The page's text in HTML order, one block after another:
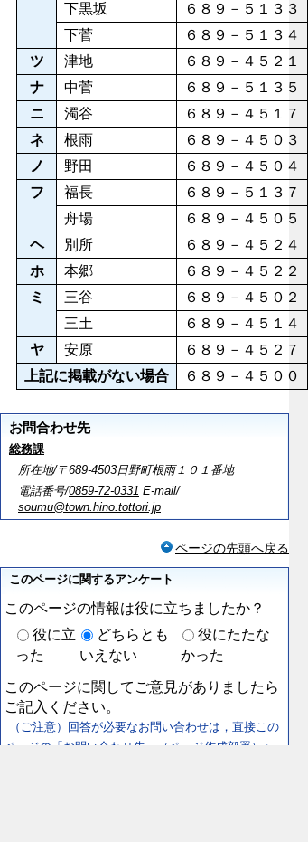
下黒坂
６８９－５１３３
下菅
６８９－５１３４
ツ
津地
６８９－４５２１
ナ
中菅
６８９－５１３５
ニ
濁谷
６８９－４５１７
ネ
根雨
６８９－４５０３
ノ
野田
６８９－４５０４
フ
福長
６８９－５１３７
舟場
６８９－４５０５
ヘ
別所
６８９－４５２４
ホ
本郷
６８９－４５２２
ミ
三谷
６８９－４５０２
三土
６８９－４５１４
ヤ
安原
６８９－４５２７
上記に掲載がない場合
６８９－４５００
お問合わせ先
総務課
所在地/〒689-4503日野町根雨１０１番地
電話番号/0859-72-0331 E-mail/
soumu@town.hino.tottori.jp
ページの先頭へ戻る
このページに関するアンケート
このページの情報は役に立ちましたか？
役に立
った
どちらとも
いえない
役にたたな
かった
このページに関してご意見がありましたら
ご記入ください。
（ご注意）回答が必要なお問い合わせは，直接この
ページの「お問い合わせ先」（ページ作成部署）へ